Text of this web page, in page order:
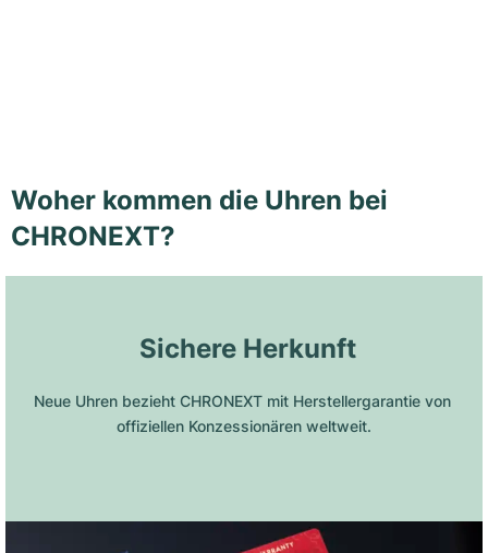
Woher kommen die Uhren bei
CHRONEXT?
Sichere Herkunft
Neue Uhren bezieht CHRONEXT mit Herstellergarantie von
offiziellen Konzessionären weltweit.